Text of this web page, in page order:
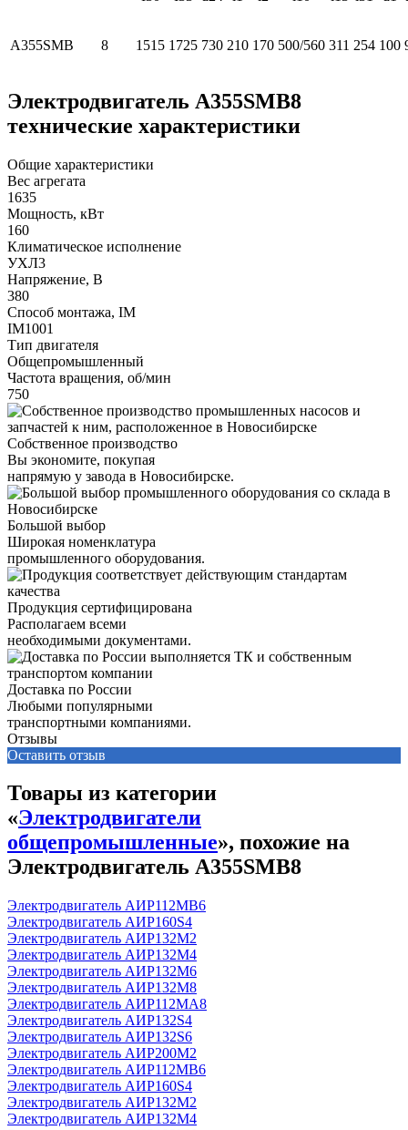
А355SМB 8 1515 1725 730 210 170 500/560 311 254 100
Электродвигатель А355SМВ8
технические характеристики
Общие характеристики
Вес агрегата
1635
Мощность, кВт
160
Климатическое исполнение
УХЛ3
Напряжение, В
380
Способ монтажа, IM
IM1001
Тип двигателя
Общепромышленный
Частота вращения, об/мин
750
Собственное производство
Вы экономите, покупая
напрямую у завода в Новосибирске.
Большой выбор
Широкая номенклатура
промышленного оборудования.
Продукция сертифицирована
Располагаем всеми
необходимыми документами.
Доставка по России
Любыми популярными
транспортными компаниями.
Отзывы
Оставить отзыв
Товары из категории
«Электродвигатели
общепромышленные», похожие на
Электродвигатель А355SМВ8
Электродвигатель АИР112MB6
Электродвигатель АИР160S4
Электродвигатель АИР132М2
Электродвигатель АИР132М4
Электродвигатель АИР132М6
Электродвигатель АИР132М8
Электродвигатель АИР112МА8
Электродвигатель АИР132S4
Электродвигатель АИР132S6
Электродвигатель АИР200М2
Электродвигатель АИР112MB6
Электродвигатель АИР160S4
Электродвигатель АИР132М2
Электродвигатель АИР132М4